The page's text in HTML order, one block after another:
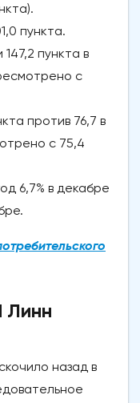
пункта.
пункта в
с
против 76,7 в
с 75,4
6,7% в декабре
Линн
назад в